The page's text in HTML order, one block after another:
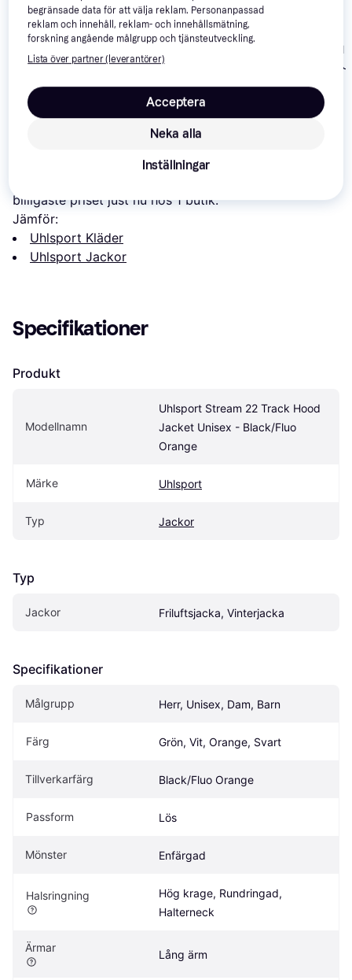
Classic Jacket Unisex
282 kr
JAKO Champ 2.0
Polyester Jacket
Light
151 kr
Uhlsport Goal
Presentation
Mélange/Black
265 kr
Uhlsport Stream 22 Track Hood Jacket
billigaste priset just nu hos 1 butik.
Jämför:
Uhlsport Kläder
Uhlsport Jackor
Specifikationer
Produkt
Modellnamn
Uhlsport Stream 22 Track Hood
Jacket Unisex - Black/Fluo
Orange
Märke Uhlsport
Typ Jackor
Typ
Jackor Friluftsjacka, Vinterjacka
Specifikationer
Målgrupp Herr, Unisex, Dam, Barn
Färg Grön, Vit, Orange, Svart
Tillverkarfärg Black/Fluo Orange
Passform Lös
Mönster Enfärgad
Halsringning
Hög krage, Rundringad,
Halterneck
Ärmar
Lång ärm
begränsade data för att välja reklam. Personanpassad
reklam och innehåll, reklam- och innehållsmätning,
forskning angående målgrupp och tjänsteutveckling.
Lista över partner (leverantörer)
Neka alla
Acceptera
Inställningar